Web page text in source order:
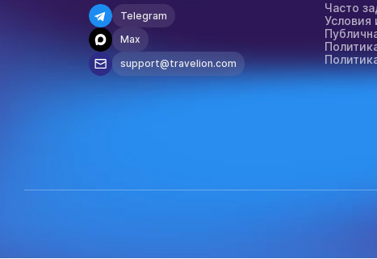
Telegram
Max
support@travelion.com
Часто
Условия